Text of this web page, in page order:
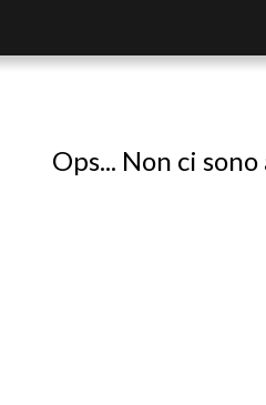
Ops... Non ci